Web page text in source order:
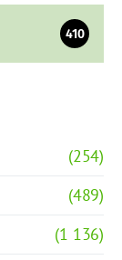
410
(254)
(489)
(1 136)